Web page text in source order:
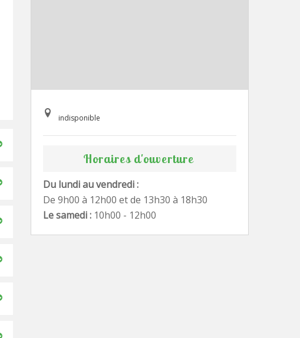
indisponible
Horaires d'ouverture
Du lundi au vendredi :
De 9h00 à 12h00 et de 13h30 à 18h30
Le samedi : 10h00 - 12h00